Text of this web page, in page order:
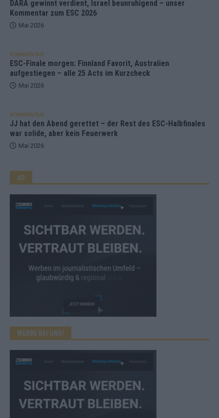
DARA gewinnt verdient, Israel beunruhigend – unser
Kommentar zum ESC 2026
Mai 2026
KOMMENTAR
ESC-Finale morgen: Finnland Favorit, Australien
aufgestiegen – alle 25 Acts im Kurzcheck
Mai 2026
KOMMENTAR
JJ hat den Abend gerettet – der Rest des ESC-Halbfinales
war solide, aber kein Feuerwerk
Mai 2026
AD
WERBE BEI UNS!